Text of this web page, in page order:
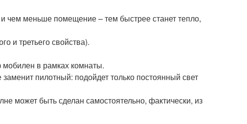
чем меньше помещение – тем быстрее станет тепло,
и третьего свойства).
мобилен в рамках комнаты.
пилотный: подойдет только постоянный свет
может быть сделан самостоятельно, фактически, из